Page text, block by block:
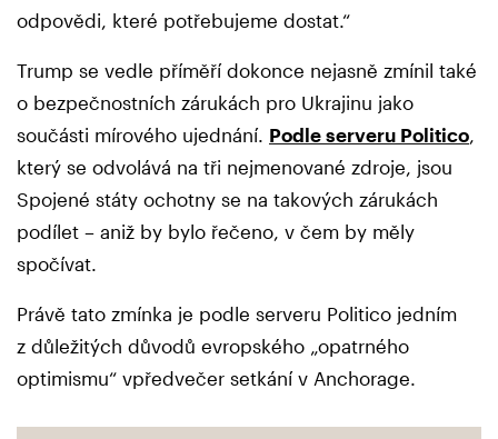
odpovědi, které potřebujeme dostat.“
Trump se vedle příměří dokonce nejasně zmínil také
o bezpečnostních zárukách pro Ukrajinu jako
součásti mírového ujednání. Podle serveru Politico
který se odvolává na tři nejmenované zdroje, jsou
Spojené státy ochotny se na takových zárukách
podílet – aniž by bylo řečeno, v čem by měly
spočívat.
Právě tato zmínka je podle serveru Politico jedním
z důležitých důvodů evropského „opatrného
optimismu“ vpředvečer setkání v Anchorage.